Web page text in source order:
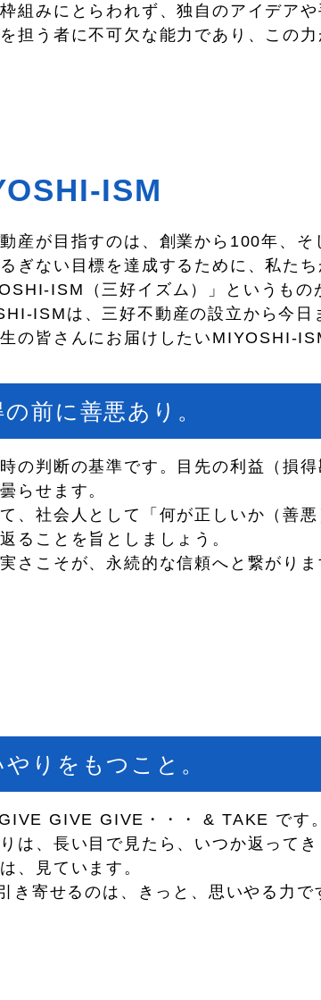
組みにとらわれず、独自のアイデア
担う者に不可欠な能力であり、この
ISM
産が目指すのは、創業から100年、
ぎない目標を達成するために、私た
ISM（三好イズム）」というもの
ISMは、三好不動産の設立から今
の皆さんにお届けしたいMIYOSHI-
前に善悪あり。
の判断の基準です。目先の利益（損得
らせます。
、社会人として「何が正しいか（善
ることを旨としましょう。
さこそが、永続的な信頼へと繋がりま
やりをもつこと。
GIVE GIVE・・・ & TAKE です。
は、長い目で見たら、いつか返ってき
、見ています。
き寄せるのは、きっと、思いやる力で